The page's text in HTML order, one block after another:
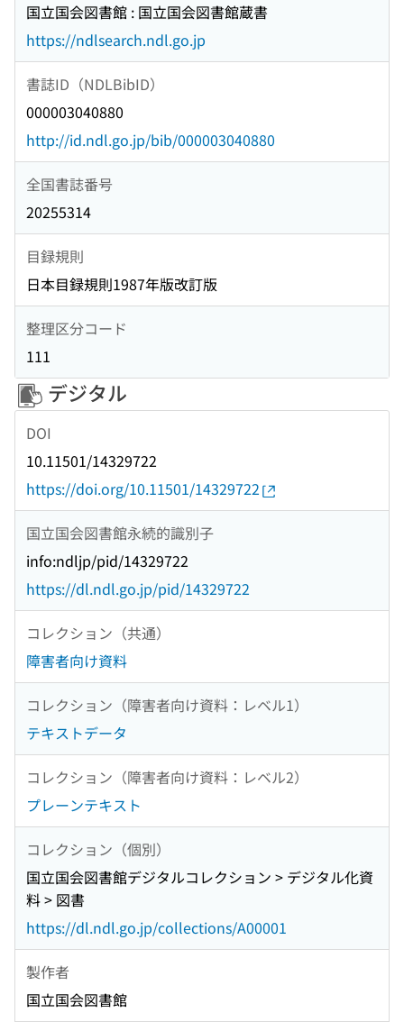
国立国会図書館 : 国立国会図書館蔵書
https://ndlsearch.ndl.go.jp
書誌ID（NDLBibID）
000003040880
http://id.ndl.go.jp/bib/000003040880
全国書誌番号
20255314
目録規則
日本目録規則1987年版改訂版
整理区分コード
111
デジタル
DOI
10.11501/14329722
https://doi.org/10.11501/14329722
国立国会図書館永続的識別子
info:ndljp/pid/14329722
https://dl.ndl.go.jp/pid/14329722
コレクション（共通）
障害者向け資料
コレクション（障害者向け資料：レベル1）
テキストデータ
コレクション（障害者向け資料：レベル2）
プレーンテキスト
コレクション（個別）
国立国会図書館デジタルコレクション > デジタル化資
料 > 図書
https://dl.ndl.go.jp/collections/A00001
製作者
国立国会図書館